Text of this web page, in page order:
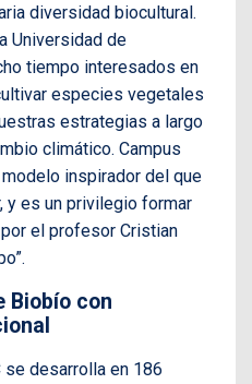
diversidad biocultural.
Universidad de
tiempo interesados en
especies vegetales
estrategias a largo
climático. Campus
inspirador del que
y es un privilegio formar
el profesor Cristian
Biobío con
se desarrolla en 186